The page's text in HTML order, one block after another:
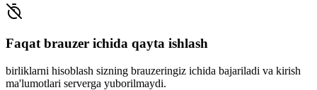
Faqat brauzer ichida qayta ishlash
birliklarni hisoblash sizning brauzeringiz ichida bajariladi va kirish
ma'lumotlari serverga yuborilmaydi.